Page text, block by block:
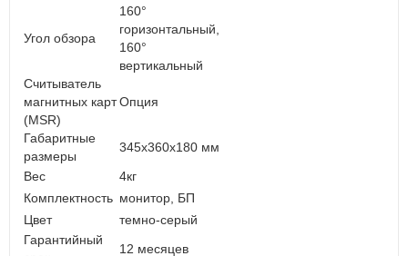
Угол обзора
160°
горизонтальный,
160°
вертикальный
Считыватель
магнитных карт
(MSR)
Опция
Габаритные
размеры
345x360x180 мм
Вес
4кг
Комплектность монитор, БП
Цвет
темно-серый
Гарантийный
12 месяцев